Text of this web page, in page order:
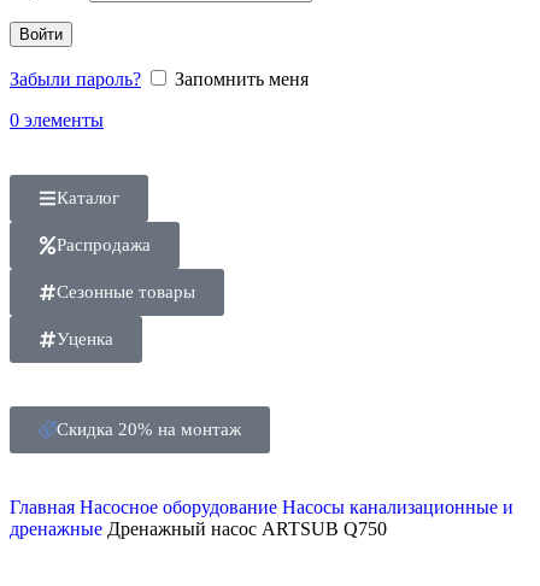
Войти
Забыли пароль?
Запомнить меня
0 элементы
Каталог
Распродажа
Сезонные товары
Уценка
Скидка 20% на монтаж
Главная Насосное оборудование Насосы канализационные и
дренажные Дренажный насос ARTSUB Q750